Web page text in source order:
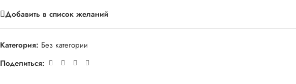
Добавить в список желаний
Категория: Без категории
Поделиться: